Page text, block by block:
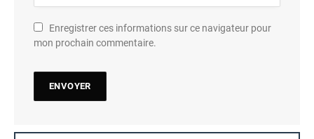
Enregistrer ces informations sur ce navigateur pour
mon prochain commentaire.